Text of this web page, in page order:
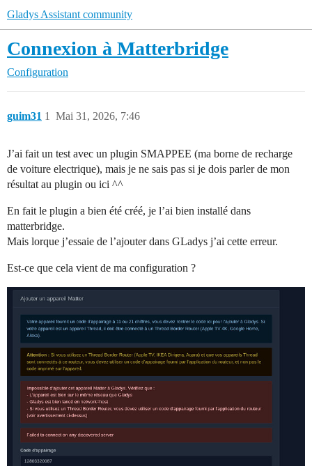
Gladys Assistant community
Connexion à Matterbridge
Configuration
guim31 Mai 31, 2026, 7:46
1
J’ai fait un test avec un plugin SMAPPEE (ma borne de recharge
de voiture electrique), mais je ne sais pas si je dois parler de mon
résultat au plugin ou ici ^^
En fait le plugin a bien été créé, je l’ai bien installé dans
matterbridge.
Mais lorque j’essaie de l’ajouter dans GLadys j’ai cette erreur.
Est-ce que cela vient de ma configuration ?